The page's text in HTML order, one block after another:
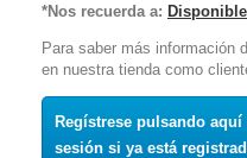
*Nos recuerda a:
Para saber más información
en nuestra tienda como
Regístrese pulsando
sesión si ya está